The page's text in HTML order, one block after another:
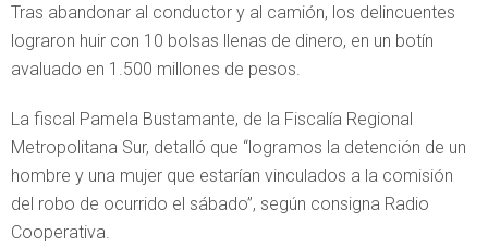
Tras abandonar al conductor y al camión, los delincuentes
lograron huir con 10 bolsas llenas de dinero, en un botín
avaluado en 1.500 millones de pesos.
La fiscal Pamela Bustamante, de la Fiscalía Regional
Metropolitana Sur, detalló que “logramos la detención de un
hombre y una mujer que estarían vinculados a la comisión
del robo de ocurrido el sábado”, según consigna Radio
Cooperativa.